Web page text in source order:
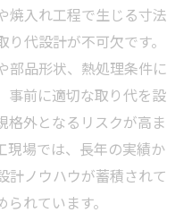
焼入れ工程で生じる寸法
代設計が不可欠です。
部品形状、熱処理条件に
事前に適切な取り代を設
格外となるリスクが高ま
現場では、長年の実績か
計ノウハウが蓄積されて
れています。